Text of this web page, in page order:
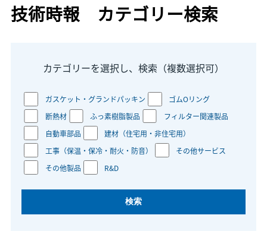
技術時報 カテゴリー検索
カテゴリーを選択し、検索（複数選択可）
ガスケット・グランドパッキン
ゴムOリング
断熱材
ふっ素樹脂製品
フィルター関連製品
自動車部品
建材（住宅用・非住宅用）
工事（保温・保冷・耐火・防音）
その他サービス
その他製品
R&D